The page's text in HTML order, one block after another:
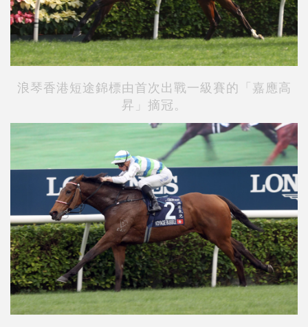
浪琴香港短途錦標由首次出戰一級賽的「嘉應高
昇」摘冠。